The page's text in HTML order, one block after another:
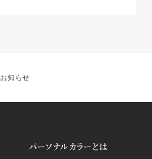
お知らせ
パーソナルカラーとは